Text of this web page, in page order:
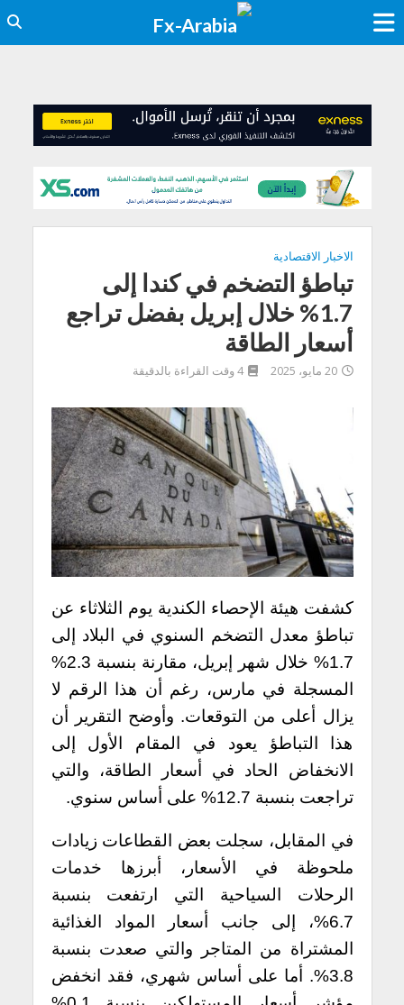
الاخبار الاقتصادية
تباطؤ التضخم في كندا إلى
1.7% خلال إبريل بفضل تراجع
أسعار الطاقة
20 مايو، 2025 4 وقت القراءة بالدقيقة
كشفت هيئة الإحصاء الكندية يوم الثلاثاء عن
تباطؤ معدل التضخم السنوي في البلاد إلى
1.7% خلال شهر إبريل، مقارنة بنسبة 2.3%
المسجلة في مارس، رغم أن هذا الرقم لا
يزال أعلى من التوقعات. وأوضح التقرير أن
هذا التباطؤ يعود في المقام الأول إلى
الانخفاض الحاد في أسعار الطاقة، والتي
تراجعت بنسبة 12.7% على أساس سنوي.
في المقابل، سجلت بعض القطاعات زيادات
ملحوظة في الأسعار، أبرزها خدمات
الرحلات السياحية التي ارتفعت بنسبة
6.7%، إلى جانب أسعار المواد الغذائية
المشتراة من المتاجر والتي صعدت بنسبة
3.8%.
أما على أساس شهري، فقد انخفض